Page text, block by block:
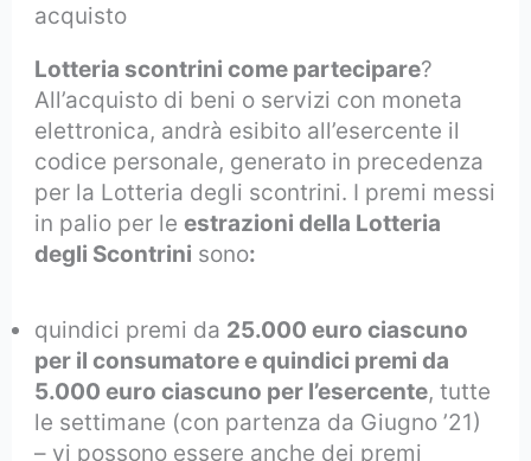
acquisto
Lotteria scontrini come partecipare?
All’acquisto di beni o servizi con moneta
elettronica, andrà esibito all’esercente il
codice personale, generato in precedenza
per la Lotteria degli scontrini. I premi messi
in palio per leestrazioni della Lotteria
degli Scontrini sono:
quindici premi da 25.000 euro ciascuno
per il consumatore e quindici premi da
5.000 euro ciascuno per l’esercente, tutte
le settimane (con partenza da Giugno ’21)
– vi possono essere anche dei premi